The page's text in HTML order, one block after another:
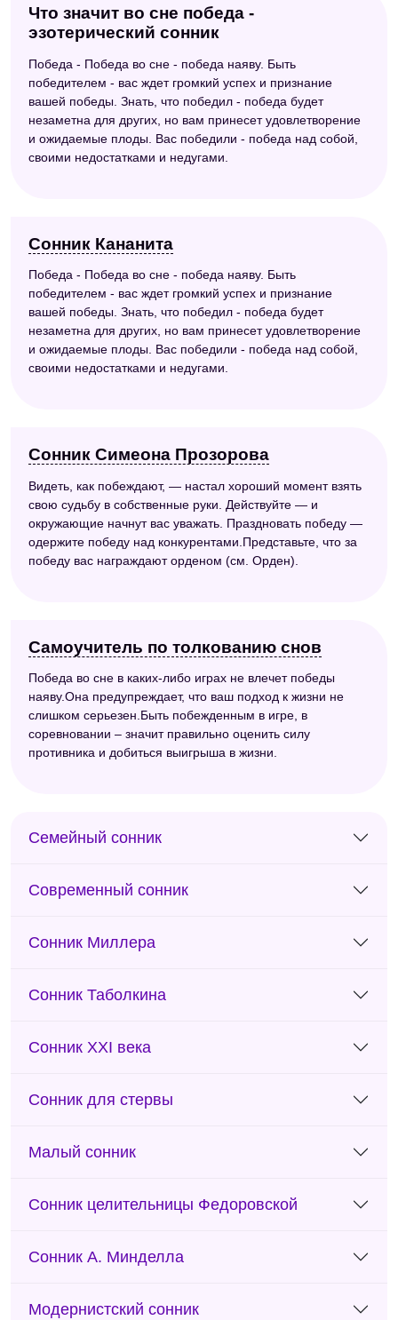
Что значит во сне победа -
эзотерический сонник
Победа - Победа во сне - победа наяву. Быть
победителем - вас ждет громкий успех и признание
вашей победы. Знать, что победил - победа будет
незаметна для других, но вам принесет удовлетворение
и ожидаемые плоды. Вас победили - победа над собой,
своими недостатками и недугами.
Сонник Кананита
Победа - Победа во сне - победа наяву. Быть
победителем - вас ждет громкий успех и признание
вашей победы. Знать, что победил - победа будет
незаметна для других, но вам принесет удовлетворение
и ожидаемые плоды. Вас победили - победа над собой,
своими недостатками и недугами.
Сонник Симеона Прозорова
Видеть, как побеждают, — настал хороший момент взять
свою судьбу в собственные руки. Действуйте — и
окружающие начнут вас уважать. Праздновать победу —
одержите победу над конкурентами.Представьте, что за
победу вас награждают орденом (см. Орден).
Самоучитель по толкованию снов
Победа во сне в каких-либо играх не влечет победы
наяву.Она предупреждает, что ваш подход к жизни не
слишком серьезен.Быть побежденным в игре, в
соревновании – значит правильно оценить силу
противника и добиться выигрыша в жизни.
Семейный сонник
Современный сонник
Сонник Миллера
Сонник Таболкина
Сонник XXI века
Сонник для стервы
Малый сонник
Сонник целительницы Федоровской
Сонник А. Минделла
Модернистский сонник